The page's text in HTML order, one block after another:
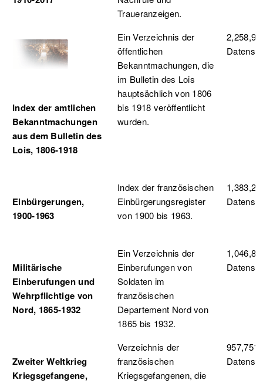
Traueranzeigen.
Index der amtlichen
Bekanntmachungen
aus dem Bulletin des
Lois, 1806-1918
Ein Verzeichnis der
öffentlichen
Bekanntmachungen, die
im Bulletin des Lois
hauptsächlich von 1806
bis 1918 veröffentlicht
wurden.
Einbürgerungen,
1900-1963
Index der französischen
Einbürgerungsregister
von 1900 bis 1963.
Militärische
Einberufungen und
Wehrpflichtige von
Nord, 1865-1932
Ein Verzeichnis der
Einberufungen von
Soldaten im
französischen
Departement Nord von
1865 bis 1932.
Zweiter Weltkrieg
Kriegsgefangene,
Verzeichnis der
französischen
Kriegsgefangenen, die
957,751